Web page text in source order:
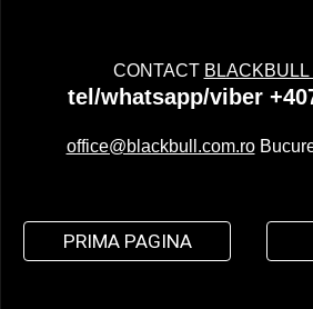
CONTACT BLACKBULL
tel/whatsapp/viber
office@blackbull.com.ro
PRIMA PAGINA